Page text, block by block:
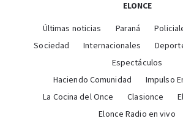
ELONCE
Últimas noticias Paraná
Sociedad
Internacionales
Espectáculos
Haciendo Comunidad
Impulso
La Cocina del Once
Clasionce
Elonce Radio en vivo